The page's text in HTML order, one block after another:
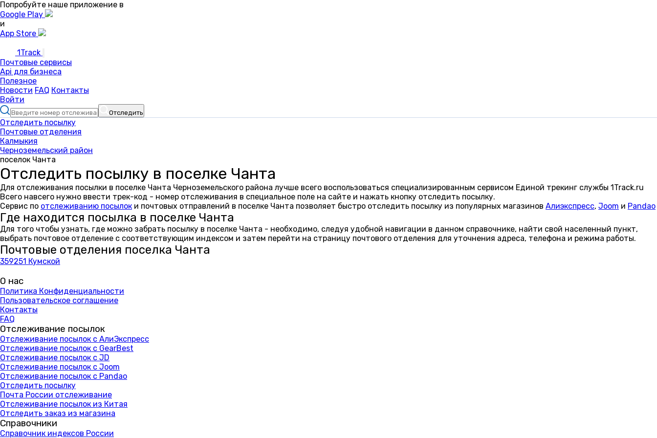
Попробуйте наше приложение в
Google Play
и
App Store
1Track
Почтовые сервисы
Api для бизнеса
Полезное
Новости FAQ Контакты
Войти
Отследить
Отследить посылку
Почтовые отделения
Калмыкия
Черноземельский район
поселок Чанта
Отследить посылку в поселке Чанта
Для отслеживания посылки в поселке Чанта Черноземельского района лучше всего воспользоваться специализированным сервисом Единой трекинг службы 1Track.ru
Всего навсего нужно ввести трек-код - номер отслеживания в специальное поле на сайте и нажать кнопку отследить посылку.
Сервис по отслеживанию посылок и почтовых отправлений в поселке Чанта позволяет быстро отследить посылку из популярных магазинов Алиэкспресс, Joom и Pandao
Где находится посылка в поселке Чанта
Для того чтобы узнать, где можно забрать посылку в поселке Чанта - необходимо, следуя удобной навигации в данном справочнике, найти свой населенный пункт,
выбрать почтовое отделение с соответствующим индексом и затем перейти на страницу почтового отделения для уточнения адреса, телефона и режима работы.
Почтовые отделения поселка Чанта
359251 Кумской
О нас
Политика Конфиденциальности
Пользовательское соглашение
Контакты
FAQ
Отслеживание посылок
Отслеживание посылок с АлиЭкспресс
Отслеживание посылок с GearBest
Отслеживание посылок с JD
Отслеживание посылок с Joom
Отслеживание посылок с Pandao
Отследить посылку
Почта России отслеживание
Отслеживание посылок из Китая
Отследить заказ из магазина
Справочники
Справочник индексов России